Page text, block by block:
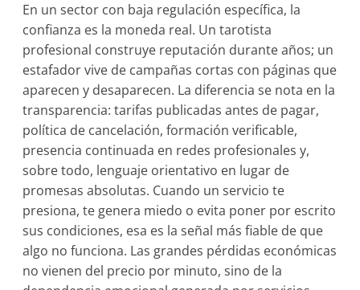
En un sector con baja regulación específica, la
confianza es la moneda real. Un tarotista
profesional construye reputación durante años; un
estafador vive de campañas cortas con páginas que
aparecen y desaparecen. La diferencia se nota en la
transparencia: tarifas publicadas antes de pagar,
política de cancelación, formación verificable,
presencia continuada en redes profesionales y,
sobre todo, lenguaje orientativo en lugar de
promesas absolutas. Cuando un servicio te
presiona, te genera miedo o evita poner por escrito
sus condiciones, esa es la señal más fiable de que
algo no funciona. Las grandes pérdidas económicas
no vienen del precio por minuto, sino de la